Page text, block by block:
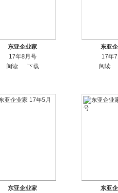
东亚企业家
17年8月号
阅读
下载
东亚
17年
阅读
东亚企业家
东亚